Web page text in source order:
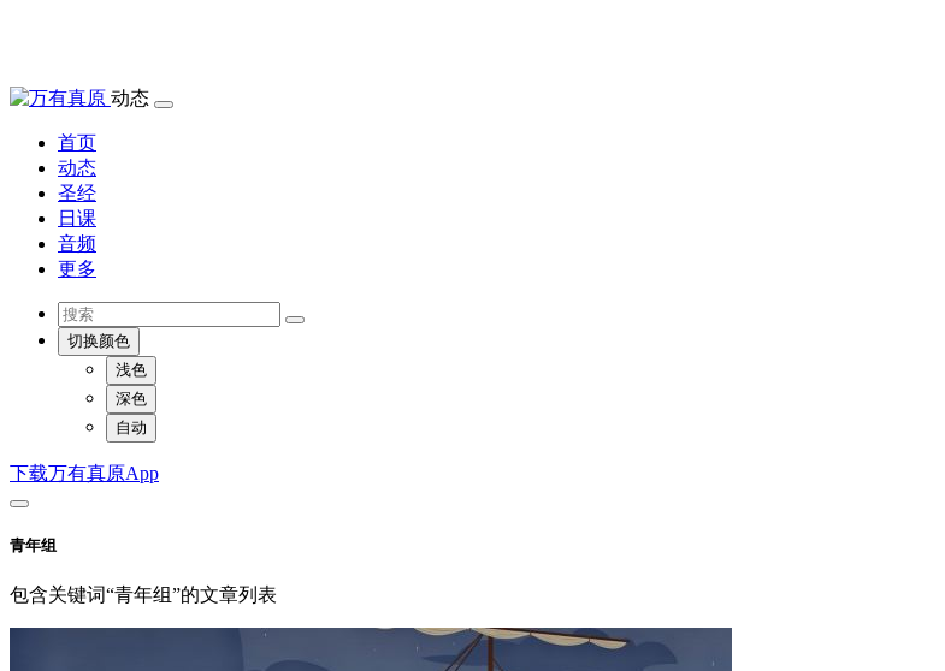
动态
首页
动态
圣经
日课
音频
更多
切换颜色
浅色
深色
自动
下载万有真原App
青年组
包含关键词“青年组”的文章列表